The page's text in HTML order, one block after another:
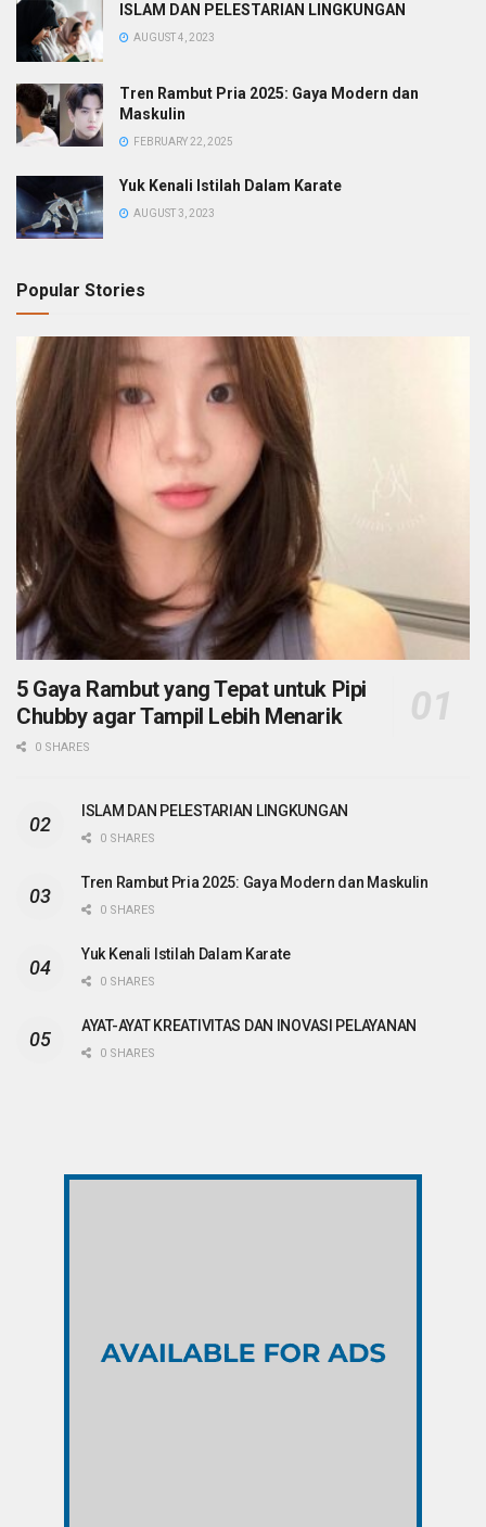
ISLAM DAN PELESTARIAN LINGKUNGAN
AUGUST 4, 2023
Tren Rambut Pria 2025: Gaya Modern dan
Maskulin
FEBRUARY 22, 2025
Yuk Kenali Istilah Dalam Karate
AUGUST 3, 2023
Popular Stories
5 Gaya Rambut yang Tepat untuk Pipi
Chubby agar Tampil Lebih Menarik
0 SHARES
ISLAM DAN PELESTARIAN LINGKUNGAN
0 SHARES
Tren Rambut Pria 2025: Gaya Modern dan Maskulin
0 SHARES
Yuk Kenali Istilah Dalam Karate
0 SHARES
AYAT-AYAT KREATIVITAS DAN INOVASI PELAYANAN
0 SHARES